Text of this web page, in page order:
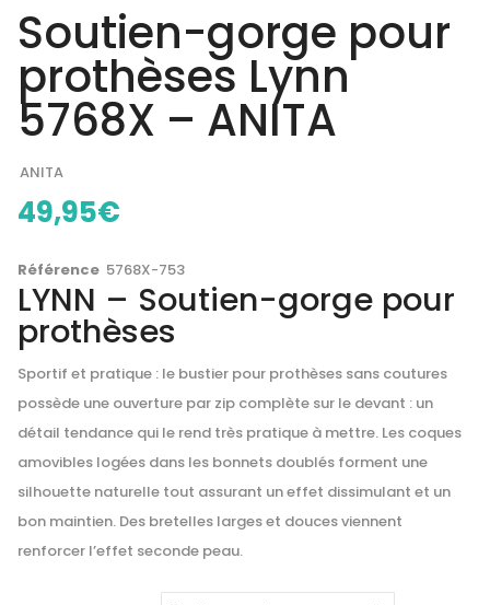
Soutien-gorge pour
prothèses Lynn
5768X – ANITA
ANITA
49,95€
Référence 5768X-753
LYNN – Soutien-gorge pour
prothèses
Sportif et pratique : le bustier pour prothèses sans coutures
possède une ouverture par zip complète sur le devant : un
détail tendance qui le rend très pratique à mettre. Les coques
amovibles logées dans les bonnets doublés forment une
silhouette naturelle tout assurant un effet dissimulant et un
bon maintien. Des bretelles larges et douces viennent
renforcer l’effet seconde peau.